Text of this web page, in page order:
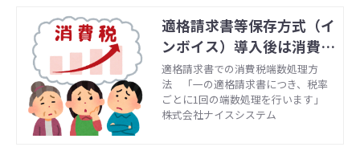
適格請求書等保存方式（イ
ンボイス）導入後は消費税
の端数処理にも注意！
適格請求書での消費税端数処理方
法 「一の適格請求書につき、税率
ごとに1回の端数処理を行います」
株式会社ナイスシステム